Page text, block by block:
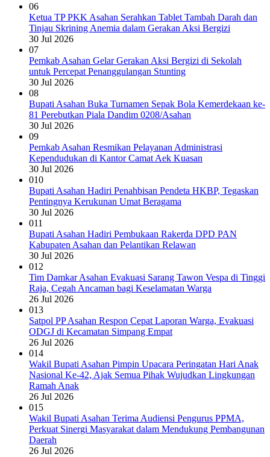
06
Ketua TP PKK Asahan Serahkan Tablet Tambah Darah dan
Tinjau Skrining Anemia dalam Gerakan Aksi Bergizi
30 Jul 2026
07
Pemkab Asahan Gelar Gerakan Aksi Bergizi di Sekolah
untuk Percepat Penanggulangan Stunting
30 Jul 2026
08
Bupati Asahan Buka Turnamen Sepak Bola Kemerdekaan ke-
81 Perebutkan Piala Dandim 0208/Asahan
30 Jul 2026
09
Pemkab Asahan Resmikan Pelayanan Administrasi
Kependudukan di Kantor Camat Aek Kuasan
30 Jul 2026
010
Bupati Asahan Hadiri Penahbisan Pendeta HKBP, Tegaskan
Pentingnya Kerukunan Umat Beragama
30 Jul 2026
011
Bupati Asahan Hadiri Pembukaan Rakerda DPD PAN
Kabupaten Asahan dan Pelantikan Relawan
30 Jul 2026
012
Tim Damkar Asahan Evakuasi Sarang Tawon Vespa di Tinggi
Raja, Cegah Ancaman bagi Keselamatan Warga
26 Jul 2026
013
Satpol PP Asahan Respon Cepat Laporan Warga, Evakuasi
ODGJ di Kecamatan Simpang Empat
26 Jul 2026
014
Wakil Bupati Asahan Pimpin Upacara Peringatan Hari Anak
Nasional Ke-42, Ajak Semua Pihak Wujudkan Lingkungan
Ramah Anak
26 Jul 2026
015
Wakil Bupati Asahan Terima Audiensi Pengurus PPMA,
Perkuat Sinergi Masyarakat dalam Mendukung Pembangunan
Daerah
26 Jul 2026